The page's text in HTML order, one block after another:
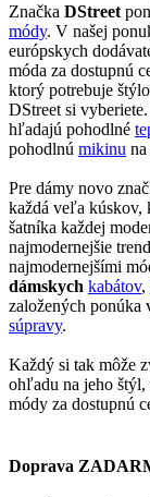
Značka DStreet
módy. V našej
európskych
móda za dostupnú
ktorý potrebuje
DStreet si
hľadajú pohodlné
pohodlnú mikinu na
Pre dámy novo
každá veľa kúskov,
šatníka každej
najmodernejšie
najmodernejšími
dámskych kabátov,
založených ponúka
súpravy.
Každý si tak môže
ohľadu na jeho
módy za dostupnú
Doprava